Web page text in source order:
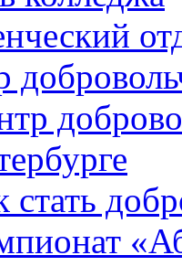
стать